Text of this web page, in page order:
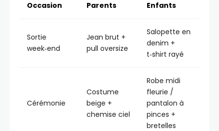
Occasion Parents Enfants
Sortie
week‑end
Jean brut +
pull oversize
Salopette en
denim +
t‑shirt rayé
Cérémonie
Costume
beige +
chemise ciel
Robe midi
fleurie /
pantalon à
pinces +
bretelles